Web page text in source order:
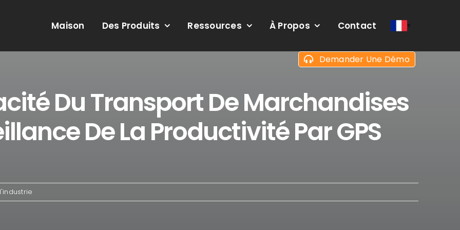
Maison Des Produits Ressources À Propos Contact
Demander Une Démo
Du Transport De Marchandises
De La Productivité Par GPS